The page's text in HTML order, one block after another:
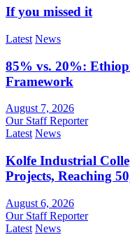
If you missed it
Latest News
85% vs. 20%:
Framework
August 7, 2026
Our Staff Reporter
Latest News
Kolfe Industrial
Projects, Reaching
August 6, 2026
Our Staff Reporter
Latest News